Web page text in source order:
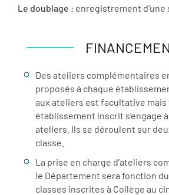
Le doublage : enregistrement d’une
Des ateliers complémentaires
proposés à chaque
aux ateliers est facultative
établissement inscrit s’engage
ateliers. Ils se déroulent sur
classe.
La prise en charge d’ateliers
le Département sera fonction
classes inscrites à Collège au